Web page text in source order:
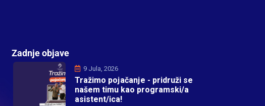
Zadnje objave
9 Jula, 2026
Tražimo pojačanje - pridruži se
našem timu kao programski/a
asistent/ica!